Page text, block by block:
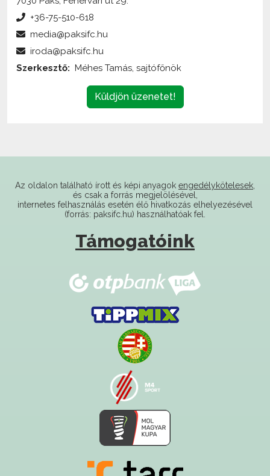
Küldjön üzenetet!
internetes felhasználás esetén élő hivatkozás elhelyezésével
(forrás: paksifc.hu) használhatóak fel.
Támogatóink